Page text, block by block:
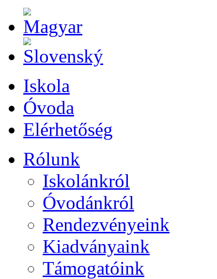
Iskola
Óvoda
Elérhetőség
Rólunk
Iskolánkról
Óvodánkról
Rendezvényeink
Kiadványaink
Támogatóink